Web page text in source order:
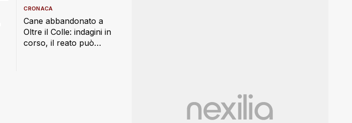
Cane abbandonato a
Oltre il Colle: indagini in
corso, il reato può
CRONACA